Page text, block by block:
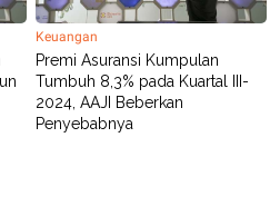
Keuangan
Premi Asuransi Kumpulan
Tumbuh 8,3% pada Kuartal III-
2024, AAJI Beberkan
Penyebabnya